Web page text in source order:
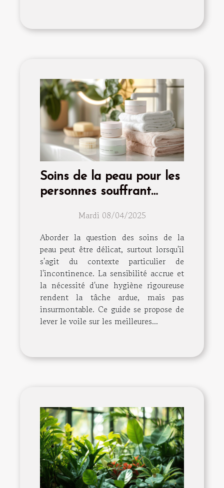
Soins de la peau pour les
personnes souffrant
Mardi 08/04/2025
Aborder la question des soins de la
peau peut être délicat, surtout lorsqu'il
s'agit du contexte particulier de
l'incontinence. La sensibilité accrue et
la nécessité d'une hygiène rigoureuse
rendent la tâche ardue, mais pas
insurmontable. Ce guide se propose de
lever le voile sur les meilleures...